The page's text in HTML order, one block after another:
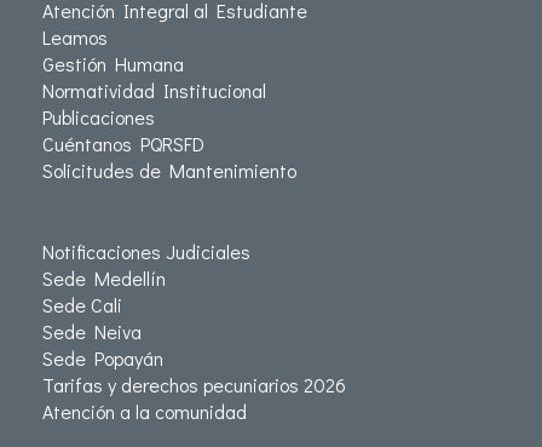
Atención Integral al Estudiante
Leamos
Gestión Humana
Normatividad Institucional
Publicaciones
Cuéntanos PQRSFD
Solicitudes de Mantenimiento
Notificaciones Judiciales
Sede Medellín
Sede Cali
Sede Neiva
Sede Popayán
Tarifas y derechos pecuniarios 2026
Atención a la comunidad